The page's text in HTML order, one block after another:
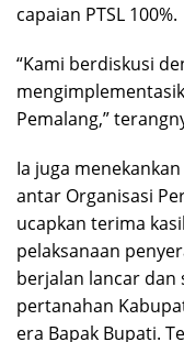
capaian PTSL 100%.
“Kami berdiskusi
Pemalang,”
Ia juga
antar Organisasi
ucapkan terima
pelaksanaan
berjalan lancar
pertanahan
era Bapak Bupati.